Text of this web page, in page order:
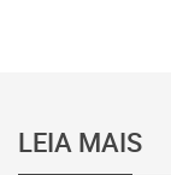
LEIA MAIS